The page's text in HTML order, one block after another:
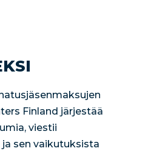
Finland järjestää
viestii
sen vaikutuksista